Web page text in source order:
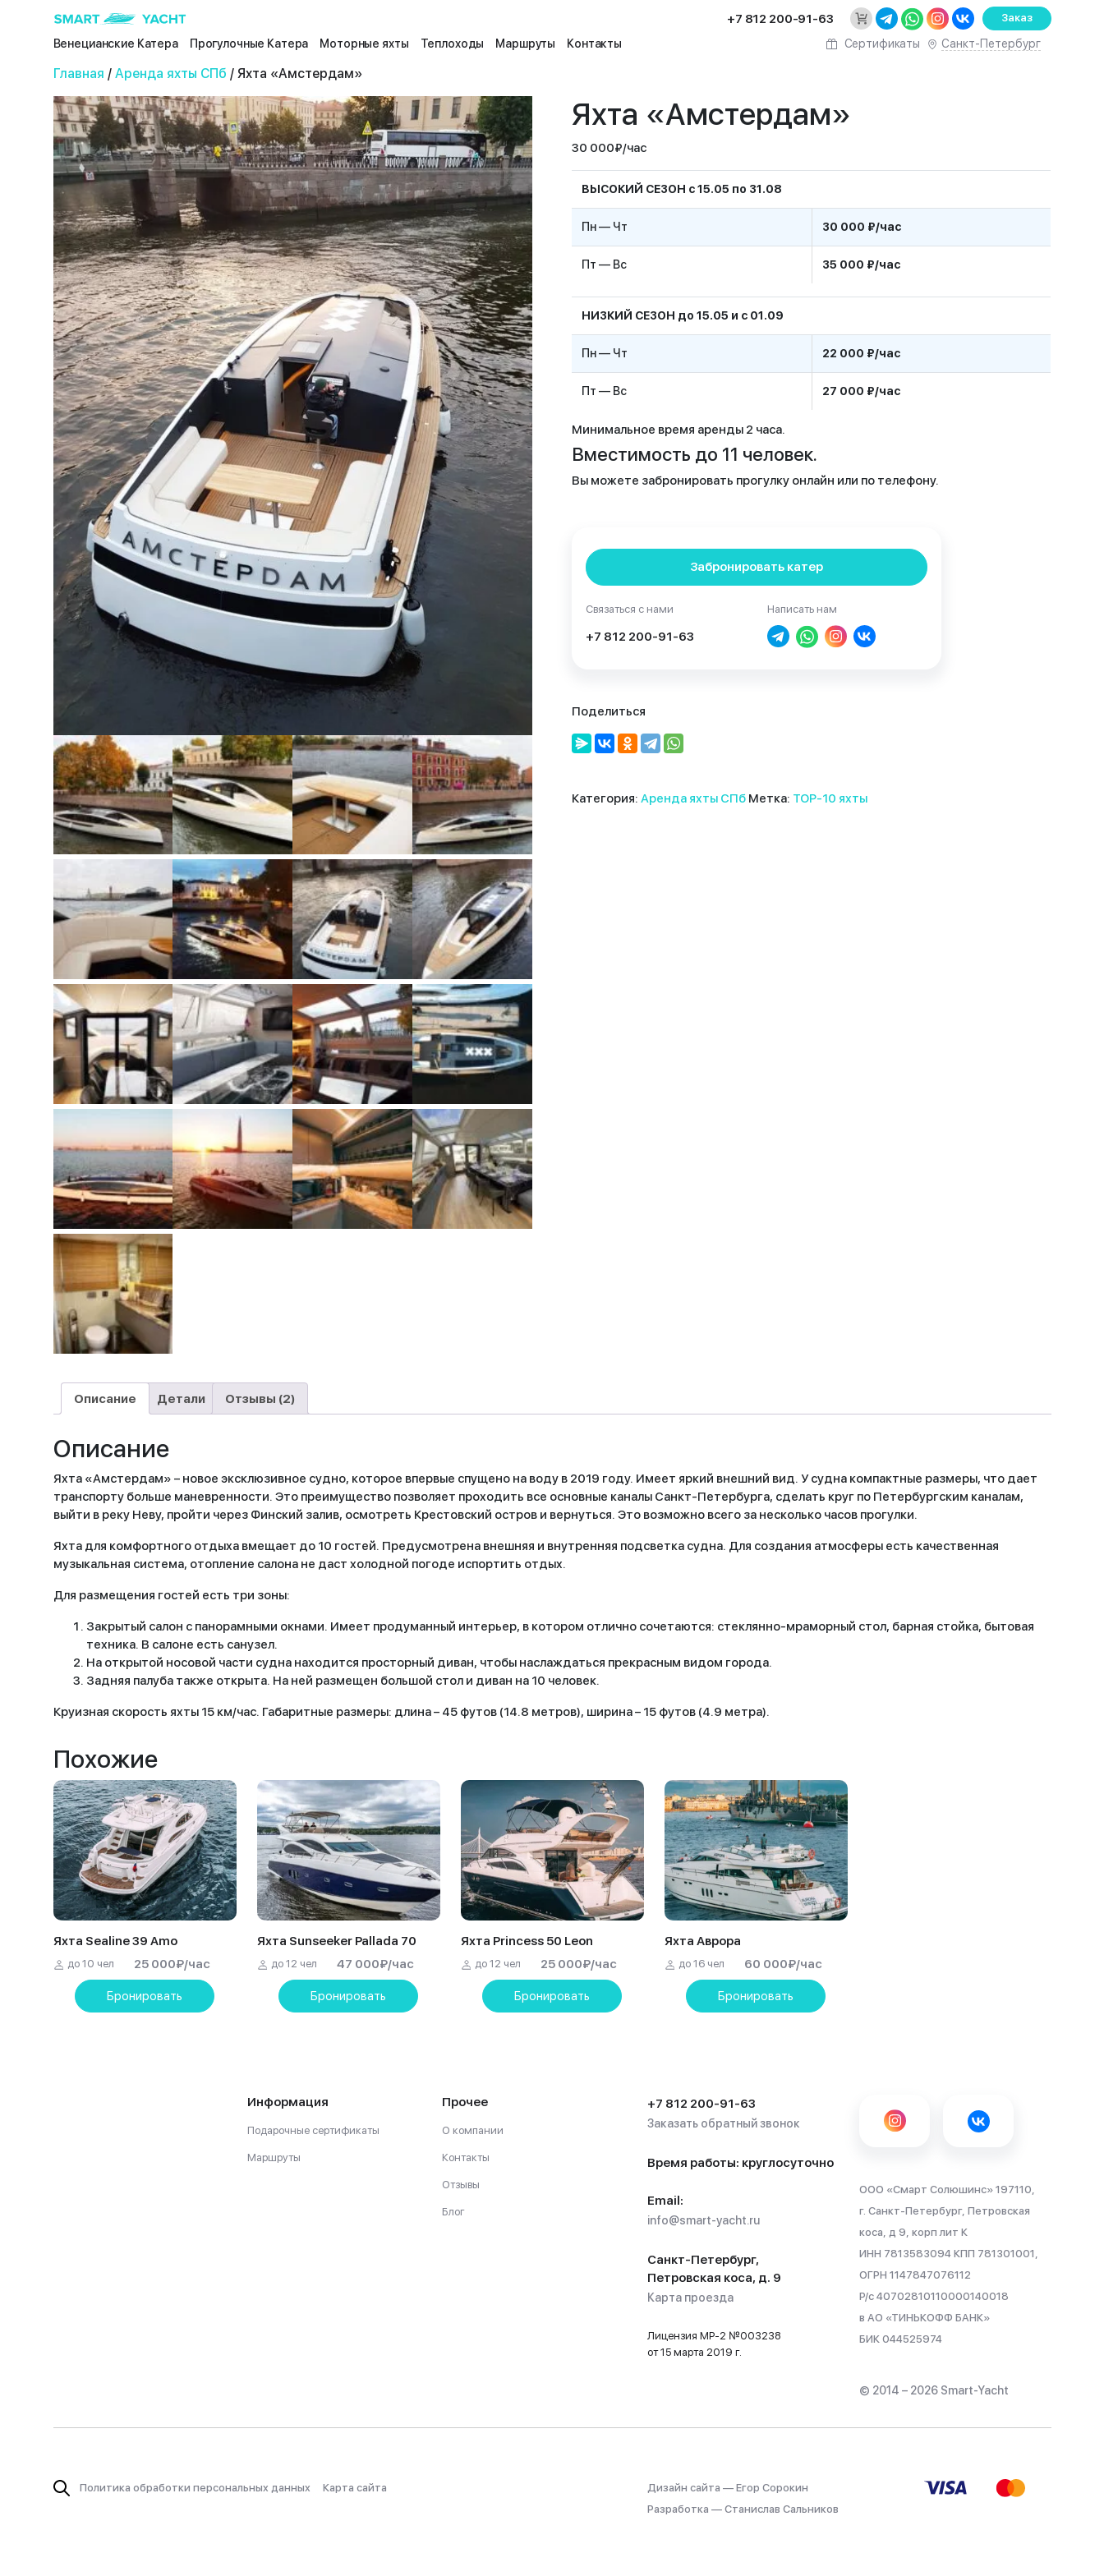
+7 812 200-91-63 Заказ
Венецианские Катера Прогулочные Катера Моторные яхты Теплоходы Маршруты Контакты Сертификаты Санкт-Петербург
Главная / Аренда яхты СПб / Яхта «Амстердам»
Яхта «Амстердам»
30 000₽/час
ВЫСОКИЙ СЕЗОН с 15.05 по 31.08
Пн — Чт 30 000 ₽/час
Пт — Вс 35 000 ₽/час
НИЗКИЙ СЕЗОН до 15.05 и с 01.09
Пн — Чт 22 000 ₽/час
Пт — Вс 27 000 ₽/час
Минимальное время аренды 2 часа.
Вместимость до 11 человек.
Вы можете забронировать прогулку онлайн или по телефону.
Забронировать катер
Связаться с нами
+7 812 200-91-63
Написать нам
Поделиться
Категория:Аренда яхты СПб Метка: TOP-10 яхты
Описание Детали Отзывы (2)
Описание
Яхта «Амстердам» – новое эксклюзивное судно, которое впервые спущено на воду в 2019 году. Имеет яркий внешний вид. У судна компактные размеры, что дает
транспорту больше маневренности. Это преимущество позволяет проходить все основные каналы Санкт-Петербурга, сделать круг по Петербургским каналам,
выйти в реку Неву, пройти через Финский залив, осмотреть Крестовский остров и вернуться. Это возможно всего за несколько часов прогулки.
Яхта для комфортного отдыха вмещает до 10 гостей. Предусмотрена внешняя и внутренняя подсветка судна. Для создания атмосферы есть качественная
музыкальная система, отопление салона не даст холодной погоде испортить отдых.
Для размещения гостей есть три зоны:
Закрытый салон с панорамными окнами. Имеет продуманный интерьер, в котором отлично сочетаются: стеклянно-мраморный стол, барная стойка, бытовая
техника. В салоне есть санузел.
На открытой носовой части судна находится просторный диван, чтобы наслаждаться прекрасным видом города.
Задняя палуба также открыта. На ней размещен большой стол и диван на 10 человек.
Круизная скорость яхты 15 км/час. Габаритные размеры: длина – 45 футов (14.8 метров), ширина – 15 футов (4.9 метра).
Похожие
Яхта Sealine 39 Amo
до 10 чел 25 000₽/час
Бронировать
Яхта Sunseeker Pallada 70
до 12 чел 47 000₽/час
Бронировать
Яхта Princess 50 Leon
до 12 чел 25 000₽/час
Бронировать
Яхта Аврора
до 16 чел 60 000₽/час
Бронировать
Информация
Подарочные сертификаты
Маршруты
Прочее
О компании
Контакты
Отзывы
Блог
+7 812 200-91-63
Заказать обратный звонок
Время работы: круглосуточно
Email:
info@smart-yacht.ru
Санкт-Петербург,
Петровская коса, д. 9
Карта проезда
Лицензия МР-2 №003238
от 15 марта 2019 г.
ООО «Смарт Солюшинс» 197110,
г. Санкт-Петербург, Петровская
коса, д 9, корп лит К
ИНН 7813583094 КПП 781301001,
ОГРН 1147847076112
Р/с 40702810110000140018
в АО «ТИНЬКОФФ БАНК»
БИК 044525974
© 2014 – 2026 Smart-Yacht
Политика обработки персональных данных Карта сайта
Дизайн сайта — Егор Сорокин
Разработка — Станислав Сальников